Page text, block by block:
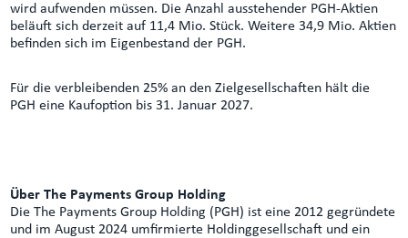
wird aufwenden müssen. Die Anzahl ausstehender PGH-Aktien
beläuft sich derzeit auf 11,4 Mio. Stück. Weitere 34,9 Mio. Aktien
befinden sich im Eigenbestand der PGH.
Für die verbleibenden 25% an den Zielgesellschaften hält die
PGH eine Kaufoption bis 31. Januar 2027.
Über The Payments Group Holding
Die The Payments Group Holding (PGH) ist eine 2012 gegründete
und im August 2024 umfirmierte Holdinggesellschaft und ein